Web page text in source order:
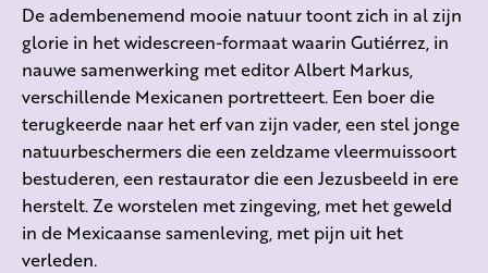
De adembenemend mooie natuur toont zich in al zijn
glorie in het widescreen-formaat waarin Gutiérrez, in
nauwe samenwerking met editor Albert Markus,
verschillende Mexicanen portretteert. Een boer die
terugkeerde naar het erf van zijn vader, een stel jonge
natuurbeschermers die een zeldzame vleermuissoort
bestuderen, een restaurator die een Jezusbeeld in ere
herstelt. Ze worstelen met zingeving, met het geweld
in de Mexicaanse samenleving, met pijn uit het
verleden.